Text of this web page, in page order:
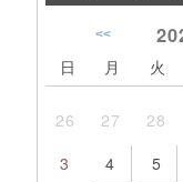
<<
日 月 火
26 27 28
3
4 5